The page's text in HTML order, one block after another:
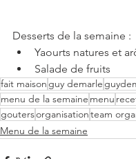
Desserts de la semaine :
Yaourts natures et
Salade de fruits
fait maison guy demarle
menu de la semaine menu
goutersorganisationteam
Menu de la semaine